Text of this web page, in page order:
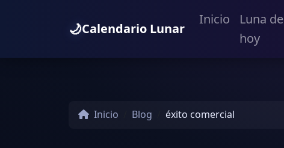
🌙Calendario Lunar
Inicio
Luna de
hoy
Inicio Blog éxito comercial